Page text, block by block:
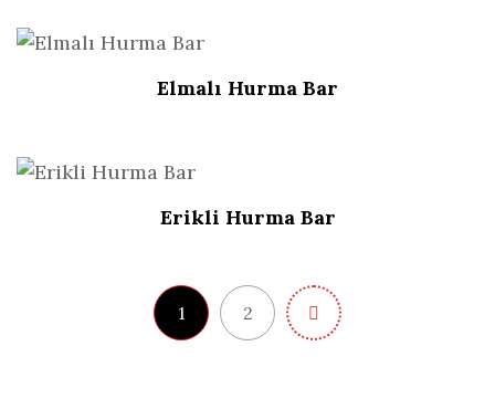
Elmalı Hurma Bar
Erikli Hurma Bar
1 2